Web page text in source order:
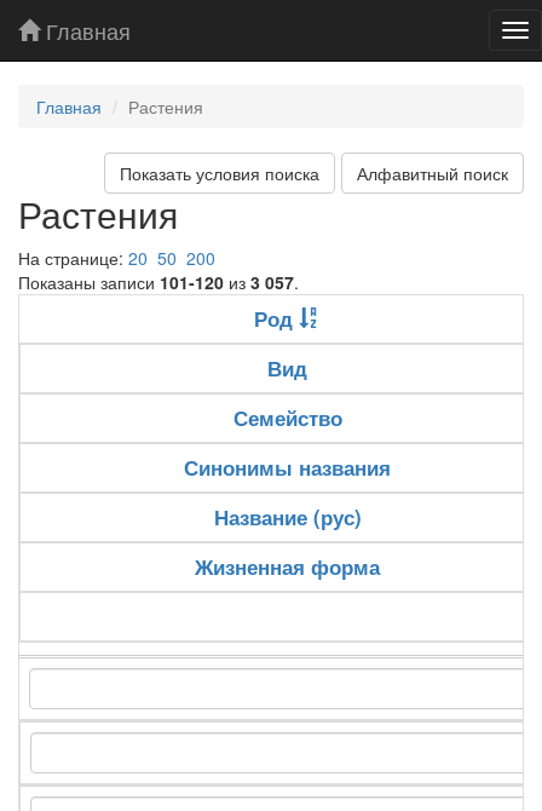
Главная
Главная Растения
Показать условия поиска Алфавитный поиск
Растения
На странице: 20 50 200
Показаны записи 101-120 из 3 057.
Род
Вид
Семейство
Синонимы названия
Название (рус)
Жизненная форма